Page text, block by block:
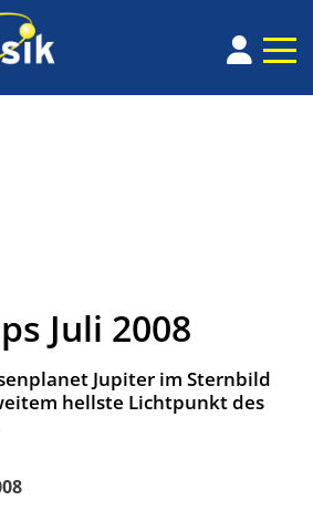
Juli 2008
Jupiter im Sternbild
hellste Lichtpunkt des